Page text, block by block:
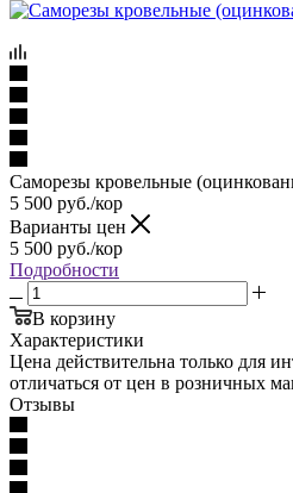
Саморезы кровельные
5 500 руб./кор
Варианты цен
5 500 руб./кор
Подробности
В корзину
Характеристики
Цена действительна только для
отличаться от цен в розничных
Отзывы